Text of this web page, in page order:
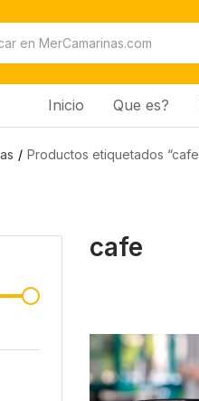
Inicio Que es?
Productos etiquetados
cafe